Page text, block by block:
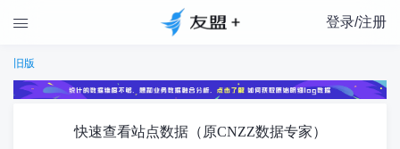
 登录/注册
旧版
快速查看站点数据（原CNZZ数据专家）